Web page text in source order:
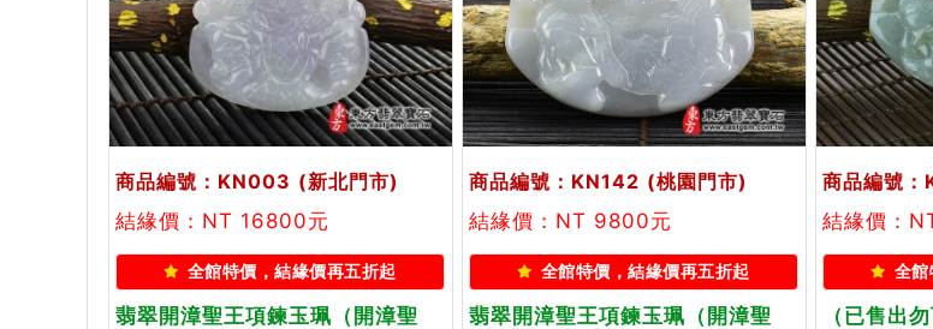
商品編號：KN003 (新北門市)
結緣價：NT 16800元
全館特價，結緣價再五折起
翡翠開漳聖王項鍊玉珮（開漳聖
商品編號：KN142 (桃園門市)
結緣價：NT 9800元
全館特價，結緣價再五折起
翡翠開漳聖王項鍊玉珮（開漳聖
商品編號
結緣價：
全館
（已售出